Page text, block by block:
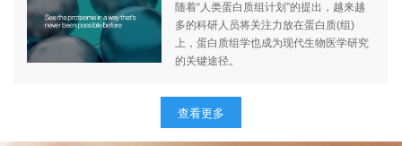
随着“人类蛋白质组计划”的提出，越来越
多的科研人员将关注力放在蛋白质(组)
上，蛋白质组学也成为现代生物医学研究
的关键途径。
查看更多